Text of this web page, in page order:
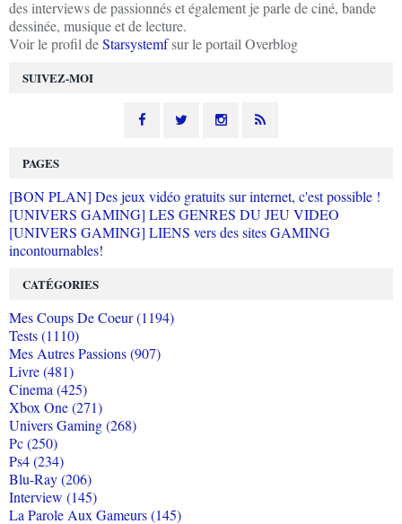
SUIVEZ-MOI
des interviews de passionnés et également je parle de ciné, bande
dessinée, musique et de lecture.
Voir le profil deStarsystemfsur le portail Overblog
PAGES
[BON PLAN] Des jeux vidéo gratuits sur internet, c'est possible !
[UNIVERS GAMING] LES GENRES DU JEU VIDEO
[UNIVERS GAMING] LIENS vers des sites GAMING
incontournables!
CATÉGORIES
Mes Coups De Coeur (1194)
Tests (1110)
Mes Autres Passions (907)
Livre (481)
Cinema (425)
Xbox One (271)
Univers Gaming (268)
Pc (250)
Ps4 (234)
Blu-Ray (206)
Interview (145)
La Parole Aux Gameurs (145)